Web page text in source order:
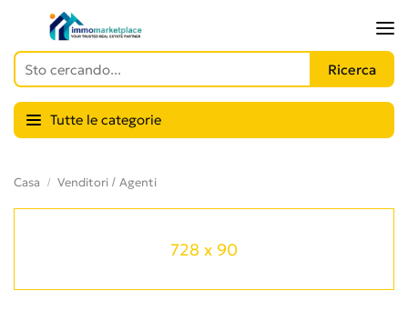
Tutte le categorie
Casa Venditori / Agenti
728 x 90